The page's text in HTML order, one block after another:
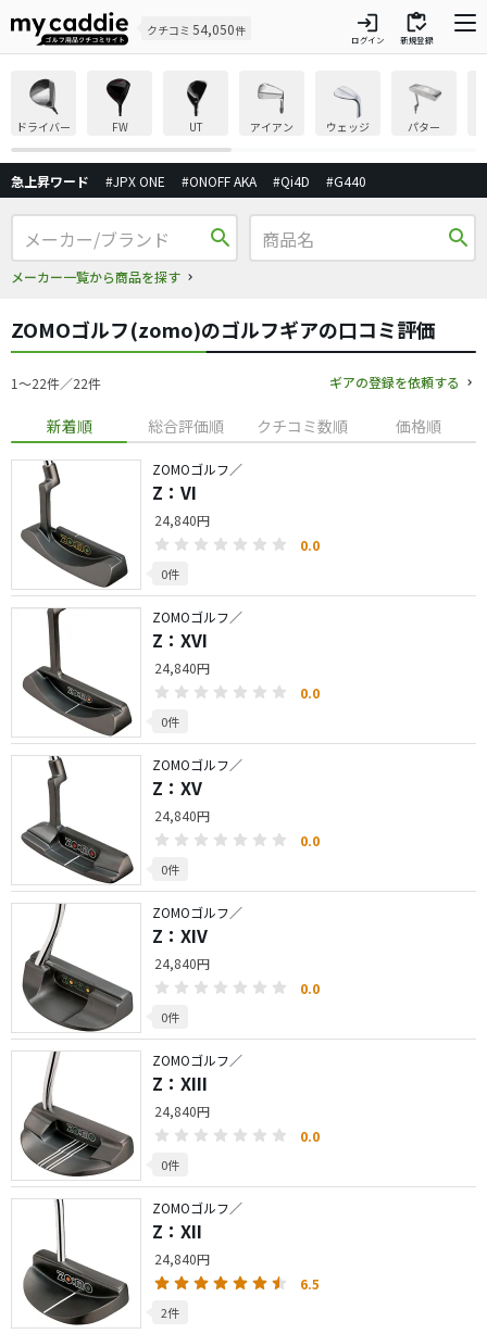
クチコミ 54,050件 login
ログイン
inventory
新規登録
ドライバー FW UT アイアン ウェッジ パター
急上昇ワード #JPX ONE #ONOFF AKA #Qi4D #G440
search
メーカー一覧から商品を探す
search
ZOMOゴルフ(zomo)のゴルフギアの口コミ評価
1〜22件／22件 ギアの登録を依頼する
新着順 総合評価順 クチコミ数順 価格順
ZOMOゴルフ／
Z：VI
24,840円
0.0
0件
ZOMOゴルフ／
Z：XVI
24,840円
0.0
0件
ZOMOゴルフ／
Z：XV
24,840円
0.0
0件
ZOMOゴルフ／
Z：XIV
24,840円
0.0
0件
ZOMOゴルフ／
Z：XIII
24,840円
0.0
0件
ZOMOゴルフ／
Z：XII
24,840円
6.5
2件